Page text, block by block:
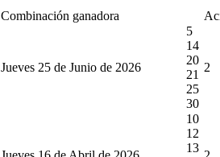
Combinación ganadora
Jueves 25 de Junio de 2026
5
14
20
21
25
30
2
10
12
13